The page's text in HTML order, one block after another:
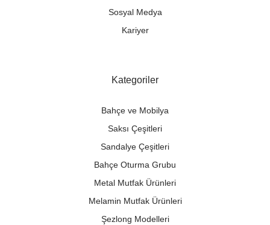
Sosyal Medya
Kariyer
Kategoriler
Bahçe ve Mobilya
Saksı Çeşitleri
Sandalye Çeşitleri
Bahçe Oturma Grubu
Metal Mutfak Ürünleri
Melamin Mutfak Ürünleri
Şezlong Modelleri